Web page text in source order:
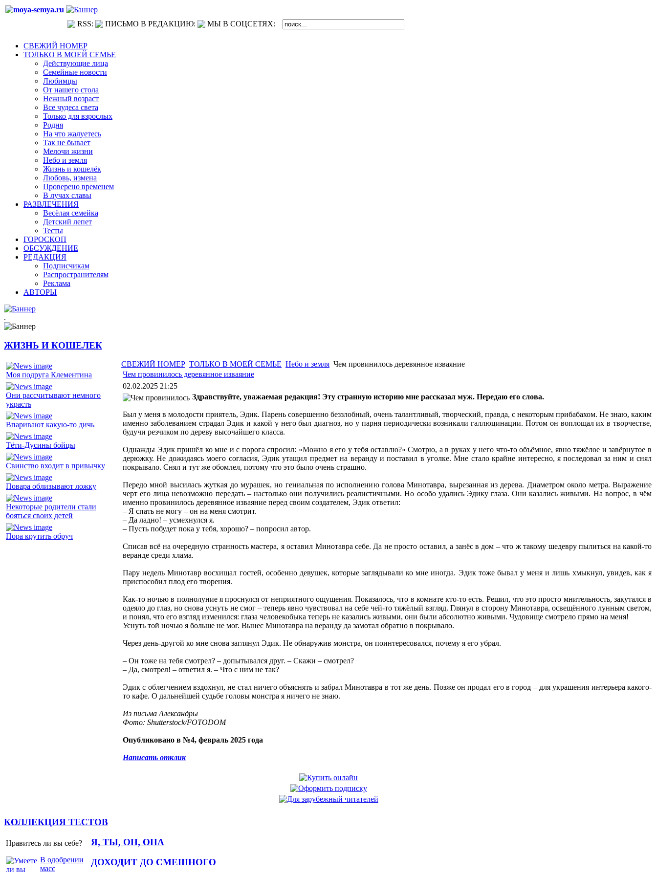
RSS: ПИСЬМО В РЕДАКЦИЮ: МЫ В СОЦСЕТЯХ:
СВЕЖИЙ НОМЕР
ТОЛЬКО В МОЕЙ СЕМЬЕ
Действующие лица
Семейные новости
Любимцы
От нашего стола
Нежный возраст
Все чудеса света
Только для взрослых
Родня
На что жалуетесь
Так не бывает
Мелочи жизни
Небо и земля
Жизнь и кошелёк
Любовь, измена
Проверено временем
В лучах славы
РАЗВЛЕЧЕНИЯ
Весёлая семейка
Детский лепет
Тесты
ГОРОСКОП
ОБСУЖДЕНИЕ
РЕДАКЦИЯ
Подписчикам
Распространителям
Реклама
АВТОРЫ
.
ЖИЗНЬ И КОШЕЛЕК
Моя подруга Клементина
Они рассчитывают немного
украсть
Впаривают какую-то дичь
Тёти-Дусины бойцы
Свинство входит в привычку
Повара облизывают ложку
Некоторые родители стали
бояться своих детей
Пора крутить обруч
СВЕЖИЙ НОМЕР ТОЛЬКО В МОЕЙ СЕМЬЕ Небо и земля Чем провинилось деревянное изваяние
Чем провинилось деревянное изваяние
02.02.2025 21:25
Здравствуйте, уважаемая редакция! Эту странную историю мне рассказал муж. Передаю его слова.
Был у меня в молодости приятель, Эдик. Парень совершенно беззлобный, очень талантливый, творческий, правда, с некоторым прибабахом. Не знаю, каким
именно заболеванием страдал Эдик и какой у него был диагноз, но у парня периодически возникали галлюцинации. Потом он воплощал их в творчестве,
будучи резчиком по дереву высочайшего класса.
Однажды Эдик пришёл ко мне и с порога спросил: «Можно я его у тебя оставлю?» Смотрю, а в руках у него что-то объёмное, явно тяжёлое и завёрнутое в
дерюжку. Не дожидаясь моего согласия, Эдик утащил предмет на веранду и поставил в уголке. Мне стало крайне интересно, я последовал за ним и снял
покрывало. Снял и тут же обомлел, потому что это было очень страшно.
Передо мной высилась жуткая до мурашек, но гениальная по исполнению голова Минотавра, вырезанная из дерева. Диаметром около метра. Выражение
черт его лица невозможно передать – настолько они получились реалистичными. Но особо удались Эдику глаза. Они казались живыми. На вопрос, в чём
именно провинилось деревянное изваяние перед своим создателем, Эдик ответил:
– Я спать не могу – он на меня смотрит.
– Да ладно! – усмехнулся я.
– Пусть побудет пока у тебя, хорошо? – попросил автор.
Списав всё на очередную странность мастера, я оставил Минотавра себе. Да не просто оставил, а занёс в дом – что ж такому шедевру пылиться на какой-то
веранде среди хлама.
Пару недель Минотавр восхищал гостей, особенно девушек, которые заглядывали ко мне иногда. Эдик тоже бывал у меня и лишь хмыкнул, увидев, как я
приспособил плод его творения.
Как-то ночью в полнолуние я проснулся от неприятного ощущения. Показалось, что в комнате кто-то есть. Решил, что это просто мнительность, закутался в
одеяло до глаз, но снова уснуть не смог – теперь явно чувствовал на себе чей-то тяжёлый взгляд. Глянул в сторону Минотавра, освещённого лунным светом,
и понял, что его взгляд изменился: глаза человекобыка теперь не казались живыми, они были абсолютно живыми. Чудовище смотрело прямо на меня!
Уснуть той ночью я больше не мог. Вынес Минотавра на веранду да замотал обратно в покрывало.
Через день-другой ко мне снова заглянул Эдик. Не обнаружив монстра, он поинтересовался, почему я его убрал.
– Он тоже на тебя смотрел? – допытывался друг. – Скажи – смотрел?
– Да, смотрел! – ответил я. – Что с ним не так?
Эдик с облегчением вздохнул, не стал ничего объяснять и забрал Минотавра в тот же день. Позже он продал его в город – для украшения интерьера какого-
то кафе. О дальнейшей судьбе головы монстра я ничего не знаю.
Из письма Александры
Фото: Shutterstock/FOTODOM
Опубликовано в №4, февраль 2025 года
Написать отклик
КОЛЛЕКЦИЯ ТЕСТОВ
Нравитесь ли вы себе?
В одобрении
масс
Я, ТЫ, ОН, ОНА
ДОХОДИТ ДО СМЕШНОГО